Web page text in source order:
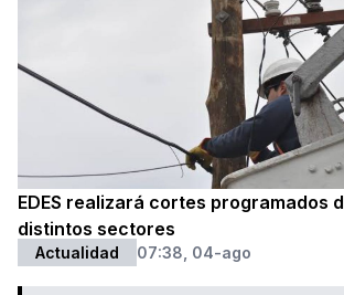
EDES realizará cortes programados
distintos sectores
Actualidad 07:38, 04-ago